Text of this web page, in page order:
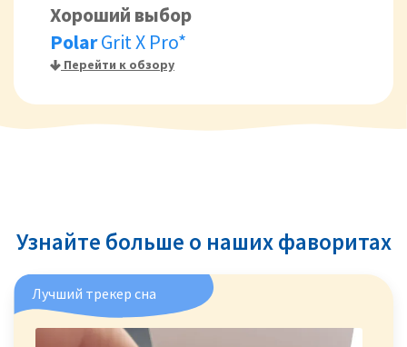
Хороший выбор
PolarGrit X Pro*
Перейти к обзору
Узнайте больше о наших фаворитах
Лучший трекер сна